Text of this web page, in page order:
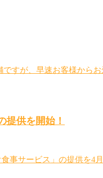
すが、早速お客様から
提供を開始！
事サービス」の提供を